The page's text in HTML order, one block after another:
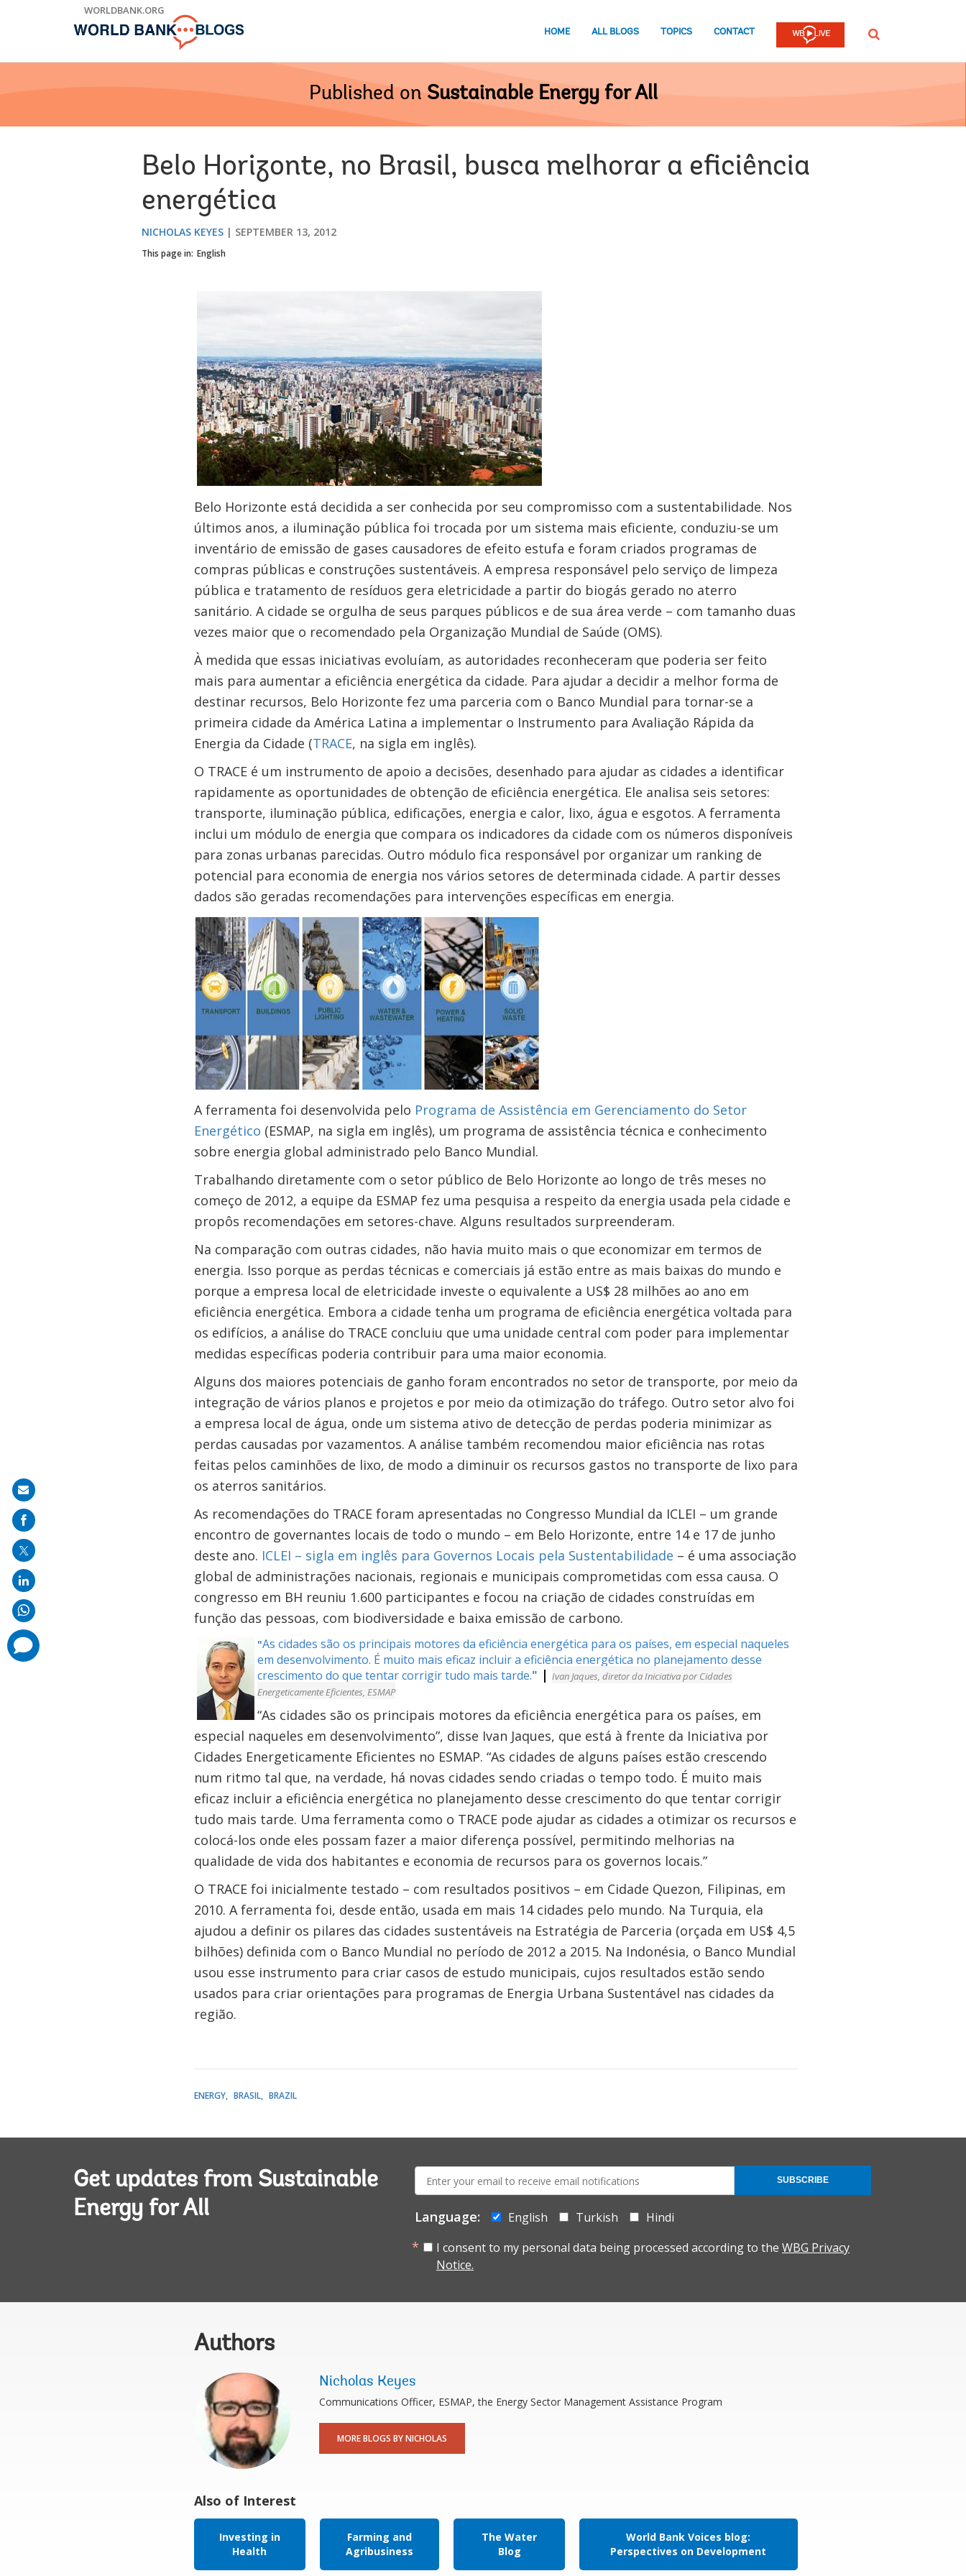
WORLDBANK.ORG
HOME ALL BLOGS TOPICS CONTACT SEARCH
Published on Sustainable Energy for All
Belo Horizonte, no Brasil, busca melhorar a eficiência
energética
NICHOLAS KEYES SEPTEMBER 13, 2012
This page in: English
Belo Horizonte está decidida a ser conhecida por seu compromisso com a sustentabilidade. Nos
últimos anos, a iluminação pública foi trocada por um sistema mais eficiente, conduziu-se um
inventário de emissão de gases causadores de efeito estufa e foram criados programas de
compras públicas e construções sustentáveis. A empresa responsável pelo serviço de limpeza
pública e tratamento de resíduos gera eletricidade a partir do biogás gerado no aterro
sanitário. A cidade se orgulha de seus parques públicos e de sua área verde – com tamanho duas
vezes maior que o recomendado pela Organização Mundial de Saúde (OMS).
À medida que essas iniciativas evoluíam, as autoridades reconheceram que poderia ser feito
mais para aumentar a eficiência energética da cidade. Para ajudar a decidir a melhor forma de
destinar recursos, Belo Horizonte fez uma parceria com o Banco Mundial para tornar-se a
primeira cidade da América Latina a implementar o Instrumento para Avaliação Rápida da
Energia da Cidade (TRACE, na sigla em inglês).
O TRACE é um instrumento de apoio a decisões, desenhado para ajudar as cidades a identificar
rapidamente as oportunidades de obtenção de eficiência energética. Ele analisa seis setores:
transporte, iluminação pública, edificações, energia e calor, lixo, água e esgotos. A ferramenta
inclui um módulo de energia que compara os indicadores da cidade com os números disponíveis
para zonas urbanas parecidas. Outro módulo fica responsável por organizar um ranking de
potencial para economia de energia nos vários setores de determinada cidade. A partir desses
dados são geradas recomendações para intervenções específicas em energia.
A ferramenta foi desenvolvida pelo Programa de Assistência em Gerenciamento do Setor
Energético (ESMAP, na sigla em inglês), um programa de assistência técnica e conhecimento
sobre energia global administrado pelo Banco Mundial.
Trabalhando diretamente com o setor público de Belo Horizonte ao longo de três meses no
começo de 2012, a equipe da ESMAP fez uma pesquisa a respeito da energia usada pela cidade e
propôs recomendações em setores-chave. Alguns resultados surpreenderam.
Na comparação com outras cidades, não havia muito mais o que economizar em termos de
energia. Isso porque as perdas técnicas e comerciais já estão entre as mais baixas do mundo e
porque a empresa local de eletricidade investe o equivalente a US$ 28 milhões ao ano em
eficiência energética. Embora a cidade tenha um programa de eficiência energética voltada para
os edifícios, a análise do TRACE concluiu que uma unidade central com poder para implementar
medidas específicas poderia contribuir para uma maior economia.
Alguns dos maiores potenciais de ganho foram encontrados no setor de transporte, por meio da
integração de vários planos e projetos e por meio da otimização do tráfego. Outro setor alvo foi
a empresa local de água, onde um sistema ativo de detecção de perdas poderia minimizar as
perdas causadas por vazamentos. A análise também recomendou maior eficiência nas rotas
feitas pelos caminhões de lixo, de modo a diminuir os recursos gastos no transporte de lixo para
os aterros sanitários.
As recomendações do TRACE foram apresentadas no Congresso Mundial da ICLEI – um grande
encontro de governantes locais de todo o mundo – em Belo Horizonte, entre 14 e 17 de junho
deste ano. ICLEI – sigla em inglês para Governos Locais pela Sustentabilidade – é uma associação
global de administrações nacionais, regionais e municipais comprometidas com essa causa. O
congresso em BH reuniu 1.600 participantes e focou na criação de cidades construídas em
função das pessoas, com biodiversidade e baixa emissão de carbono.
"As cidades são os principais motores da eficiência energética para os países, em especial naqueles
em desenvolvimento. É muito mais eficaz incluir a eficiência energética no planejamento desse
crescimento do que tentar corrigir tudo mais tarde." | Ivan Jaques, diretor da Iniciativa por Cidades
Energeticamente Eficientes, ESMAP
“As cidades são os principais motores da eficiência energética para os países, em
especial naqueles em desenvolvimento”, disse Ivan Jaques, que está à frente da Iniciativa por
Cidades Energeticamente Eficientes no ESMAP. “As cidades de alguns países estão crescendo
num ritmo tal que, na verdade, há novas cidades sendo criadas o tempo todo. É muito mais
eficaz incluir a eficiência energética no planejamento desse crescimento do que tentar corrigir
tudo mais tarde. Uma ferramenta como o TRACE pode ajudar as cidades a otimizar os recursos e
colocá-los onde eles possam fazer a maior diferença possível, permitindo melhorias na
qualidade de vida dos habitantes e economia de recursos para os governos locais.”
O TRACE foi inicialmente testado – com resultados positivos – em Cidade Quezon, Filipinas, em
2010. A ferramenta foi, desde então, usada em mais 14 cidades pelo mundo. Na Turquia, ela
ajudou a definir os pilares das cidades sustentáveis na Estratégia de Parceria (orçada em US$ 4,5
bilhões) definida com o Banco Mundial no período de 2012 a 2015. Na Indonésia, o Banco Mundial
usou esse instrumento para criar casos de estudo municipais, cujos resultados estão sendo
usados para criar orientações para programas de Energia Urbana Sustentável nas cidades da
região.
ENERGY BRASIL BRAZIL
Get updates from Sustainable
Energy for All
mail:
Language: English Turkish
Hindi
I consent to my personal data being processed according to the WBG Privacy
Notice.
SUBSCRIBE
Authors
Nicholas Keyes
Communications Officer, ESMAP, the Energy Sector Management Assistance Program
MORE BLOGS BY NICHOLAS
Also of Interest
Investing in
Health
Farming and
Agribusiness
The Water
Blog
World Bank Voices blog:
Perspectives on Development
Share
on
mail
comments
added